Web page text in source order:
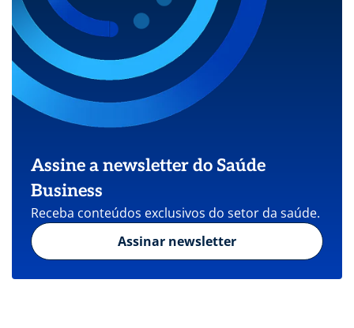
Assine a newsletter do Saúde
Business
Receba conteúdos exclusivos do setor da saúde.
Assinar newsletter